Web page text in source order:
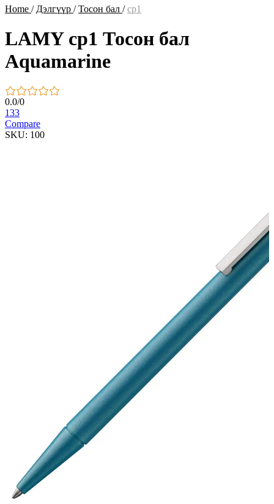
Home / Дэлгүүр / Тосон бал / cp1
LAMY cp1 Тосон бал
Aquamarine
0.0/0
133
Compare
SKU: 100